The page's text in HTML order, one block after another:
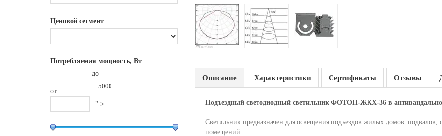
Ценовой сегмент
Потребляемая мощность, Вт
от
до
_" >
Описание Характеристики Сертификаты Отзывы
Подъездный светодиодный светильникФОТОН-ЖКХ-36 в
Светильник предназначен для освещения подъездов жилых домов,
помещений.